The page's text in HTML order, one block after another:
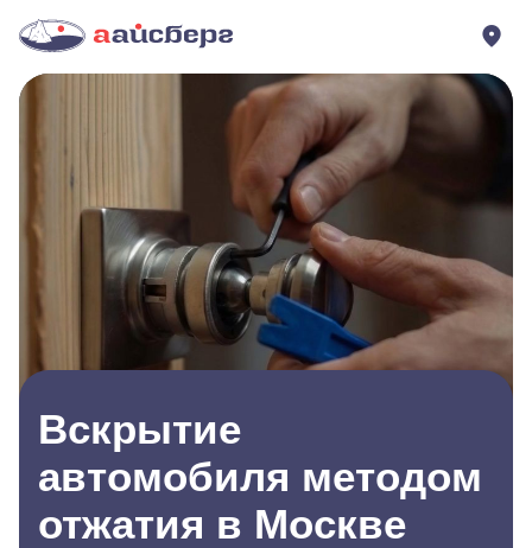
Вскрытие
автомобиля методом
отжатия в Москве